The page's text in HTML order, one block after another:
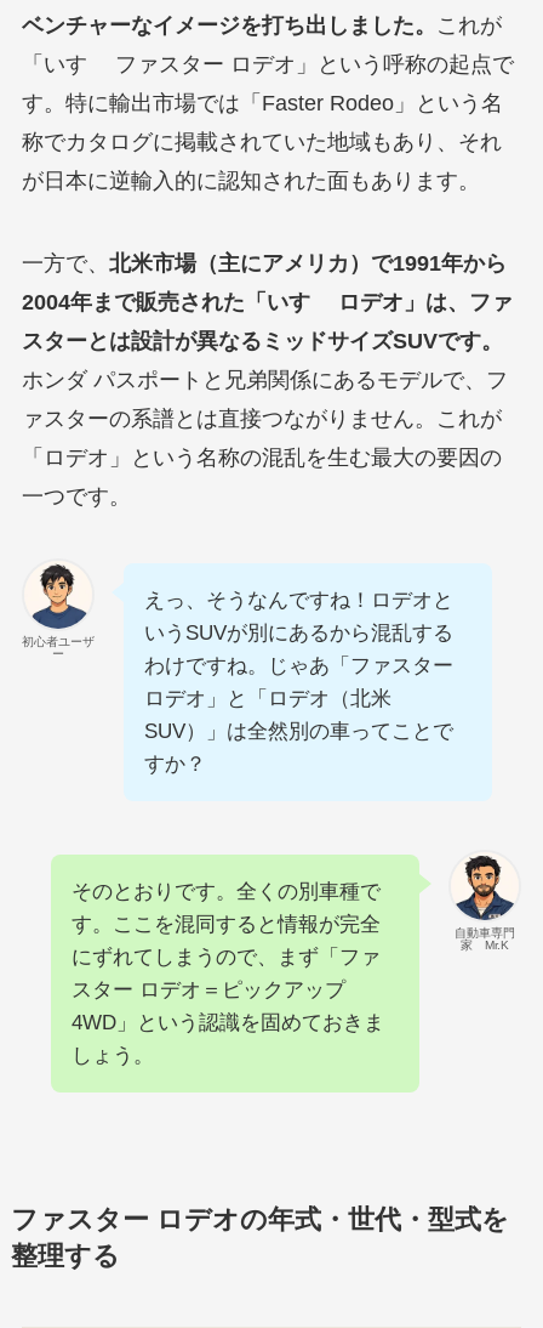
ベンチャーなイメージを打ち出しました。
これが
「いすゞ ファスター ロデオ」という呼称の起点で
す。特に輸出市場では「Faster Rodeo」という名
称でカタログに掲載されていた地域もあり、それ
が日本に逆輸入的に認知された面もあります。
一方で、 北米市場（主にアメリカ）で1991年から
2004年まで販売された「いすゞ ロデオ」は、ファ
スターとは設計が異なるミッドサイズSUVです。
ホンダ パスポートと兄弟関係にあるモデルで、フ
ァスターの系譜とは直接つながりません。これが
「ロデオ」という名称の混乱を生む最大の要因の
一つです。
初心者ユーザ
ー
えっ、そうなんですね！ロデオと
いうSUVが別にあるから混乱する
わけですね。じゃあ「ファスター
ロデオ」と「ロデオ（北米
SUV）」は全然別の車ってことで
すか？
自動車専門
家 Mr.K
そのとおりです。全くの別車種で
す。ここを混同すると情報が完全
にずれてしまうので、まず「ファ
スター ロデオ＝ピックアップ
4WD」という認識を固めておきま
しょう。
ファスター ロデオの年式・世代・型式を
整理する